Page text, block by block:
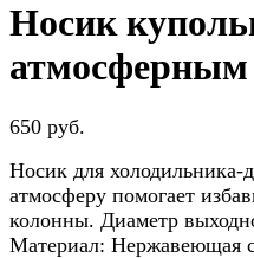
Носик
650 руб.
Носик для холодильника-
атмосферу помогает
колонны. Диаметр
Материал: Нержавеющая